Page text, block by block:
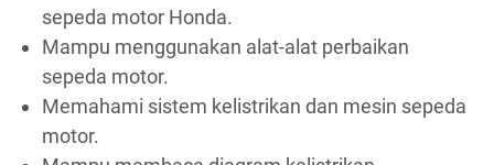
sepeda motor Honda.
Mampu menggunakan alat-alat perbaikan
sepeda motor.
Memahami sistem kelistrikan dan mesin sepeda
motor.